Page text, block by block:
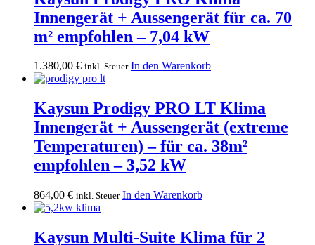
Innengerät + Aussengerät für ca. 70
m² empfohlen – 7,04 kW
1.380,00 € inkl. Steuer In den Warenkorb
Kaysun Prodigy PRO LT Klima
Innengerät + Aussengerät (extreme
Temperaturen) – für ca. 38m²
empfohlen – 3,52 kW
864,00 € inkl. Steuer In den Warenkorb
Kaysun Multi-Suite Klima für 2